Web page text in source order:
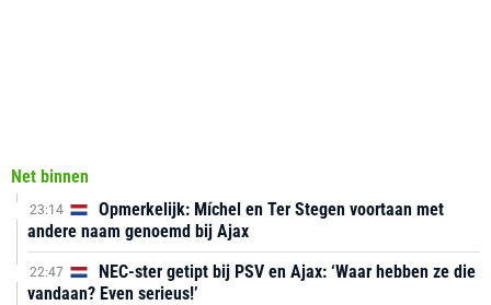
Net binnen
23:14
Opmerkelijk: Míchel en Ter Stegen voortaan met
andere naam genoemd bij Ajax
22:47
NEC-ster getipt bij PSV en Ajax: ‘Waar hebben ze die
vandaan? Even serieus!’